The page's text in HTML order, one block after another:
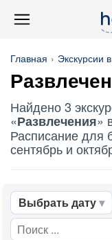
Главная Экскурсии
Найдено 3
«Развлечения»
Расписание для
сентябрь и
Выбрать дату